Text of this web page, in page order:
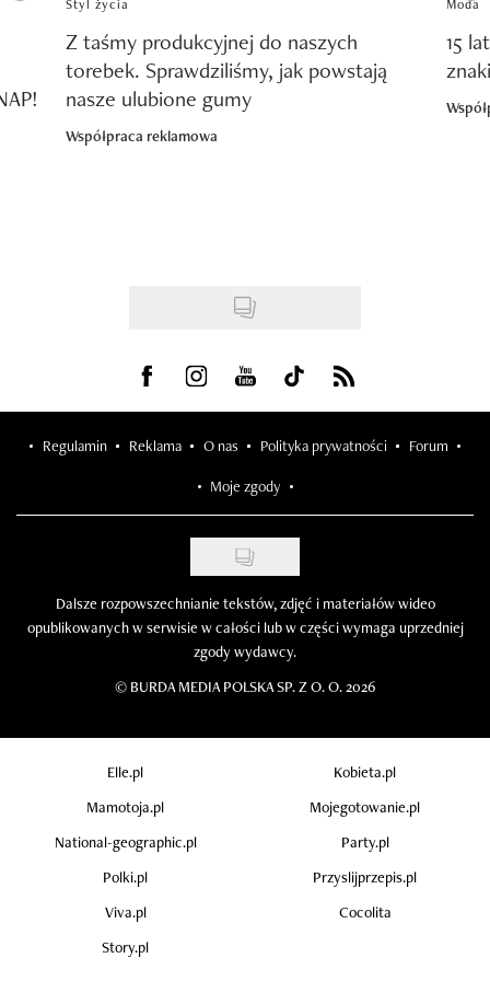
Styl życia
Z taśmy produkcyjnej do naszych
torebek. Sprawdziliśmy, jak powstają
nasze ulubione gumy
Współpraca reklamowa
Moda
15
Visit us on Facebook
Visit us on Instagram
Visit us on Youtube
Visit us on Tiktok
Visit us on Rss
Regulamin Reklama O nas Polityka prywatności Forum
Moje zgody
Dalsze rozpowszechnianie tekstów, zdjęć i materiałów wideo
opublikowanych w serwisie w całości lub w części wymaga uprzedniej
zgody wydawcy.
© BURDA MEDIA POLSKA SP. Z O. O. 2026
Elle.pl
Kobieta.pl
Mamotoja.pl
Mojegotowanie.pl
National-geographic.pl
Party.pl
Polki.pl
Przyslijprzepis.pl
Viva.pl
Cocolita
Story.pl